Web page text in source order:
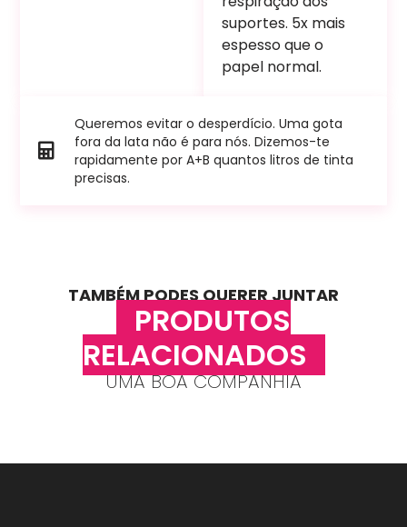
suportes. 5x mais
espesso que o
papel normal.
Queremos evitar o desperdício. Uma gota
fora da lata não é para nós. Dizemos-te
rapidamente por A+B quantos litros de tinta
precisas.
TAMBÉM PODES QUERER JUNTAR
PRODUTOS
RELACIONADOS
UMA BOA COMPANHIA